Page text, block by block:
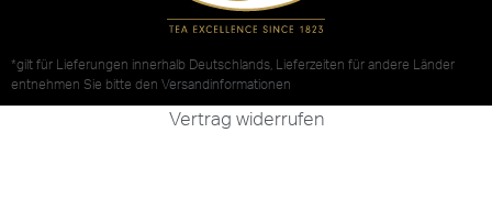
*gilt für Lieferungen innerhalb Deutschlands, Lieferzeiten für andere Länder
entnehmen Sie bitte den Versandinformationen
Vertrag widerrufen